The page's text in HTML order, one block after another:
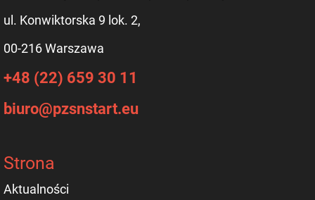
ul. Konwiktorska 9 lok. 2,
00-216 Warszawa
+48 (22) 659 30 11
biuro@pzsnstart.eu
Strona
Aktualności